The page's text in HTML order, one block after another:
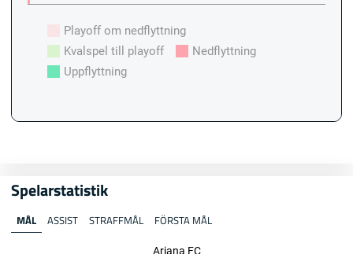
Playoff om nedflyttning
Kvalspel till playoff
Nedflyttning
Uppflyttning
Spelarstatistik
MÅL ASSIST STRAFFMÅL FÖRSTA MÅL
Ariana FC